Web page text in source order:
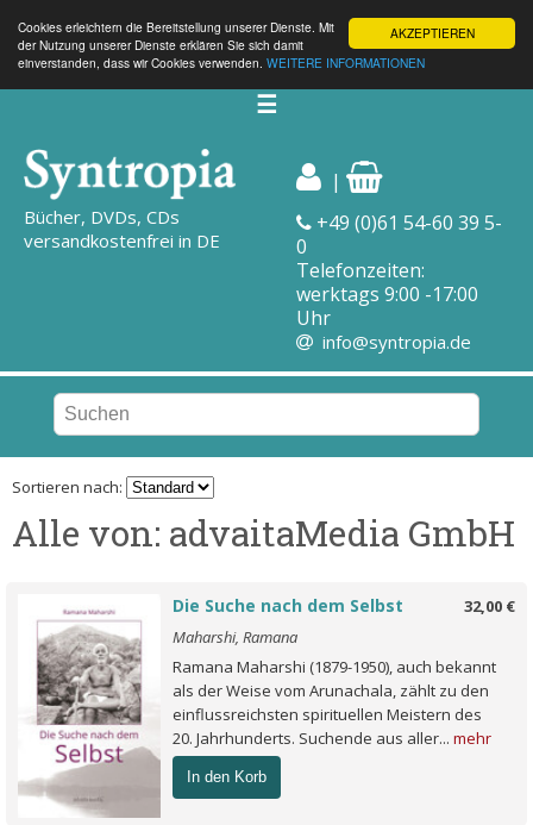
AKZEPTIEREN
Cookies erleichtern die Bereitstellung unserer Dienste. Mit
der Nutzung unserer Dienste erklären Sie sich damit
einverstanden, dass wir Cookies verwenden. WEITERE INFORMATIONEN
☰
Bücher, DVDs, CDs
versandkostenfrei in DE
|
+49 (0)61 54-60 39 5-
0
Telefonzeiten:
werktags 9:00 -17:00
Uhr
info@syntropia.de
Sortieren nach:
Alle von: advaitaMedia GmbH
32,00 €
Die Suche nach dem Selbst
Maharshi, Ramana
Ramana Maharshi (1879-1950), auch bekannt
als der Weise vom Arunachala, zählt zu den
einflussreichsten spirituellen Meistern des
20. Jahrhunderts. Suchende aus aller... mehr
In den Korb